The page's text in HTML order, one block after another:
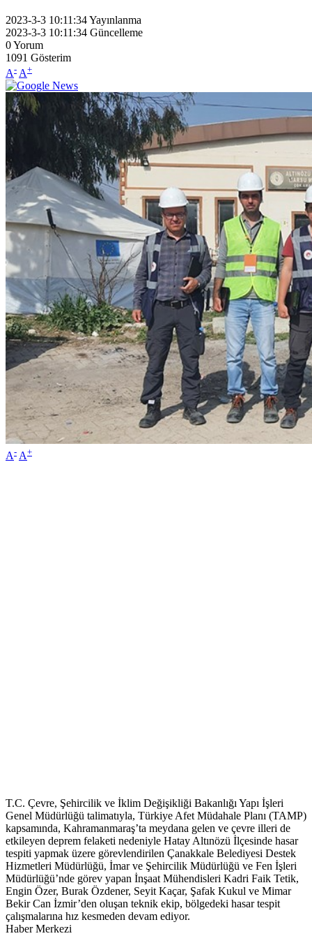
2023-3-3 10:11:34Yayınlanma
2023-3-3 10:11:34 Güncelleme
0Yorum
1091 Gösterim
A- A+
A- A+
T.C. Çevre, Şehircilik ve İklim Değişikliği Bakanlığı Yapı İşleri
Genel Müdürlüğü talimatıyla, Türkiye Afet Müdahale Planı (TAMP)
kapsamında, Kahramanmaraş’ta meydana gelen ve çevre illeri de
etkileyen deprem felaketi nedeniyle Hatay Altınözü İlçesinde hasar
tespiti yapmak üzere görevlendirilen Çanakkale Belediyesi Destek
Hizmetleri Müdürlüğü, İmar ve Şehircilik Müdürlüğü ve Fen İşleri
Müdürlüğü’nde görev yapan İnşaat Mühendisleri Kadri Faik Tetik,
Engin Özer, Burak Özdener, Seyit Kaçar, Şafak Kukul ve Mimar
Bekir Can İzmir’den oluşan teknik ekip, bölgedeki hasar tespit
çalışmalarına hız kesmeden devam ediyor.
Haber Merkezi